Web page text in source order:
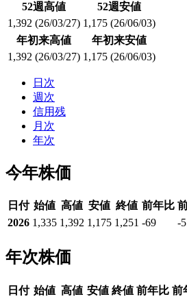
52週高値
52週安値
1,392 (26/03/27) 1,175 (26/06/03)
年初来高値
年初来安値
1,392 (26/03/27) 1,175 (26/06/03)
日次
週次
信用残
月次
年次
今年株価
日付 始値 高値 安値 終値 前年比
2026 1,335 1,392 1,175 1,251 -69 -
年次株価
日付 始値 高値 安値 終値 前年比 前